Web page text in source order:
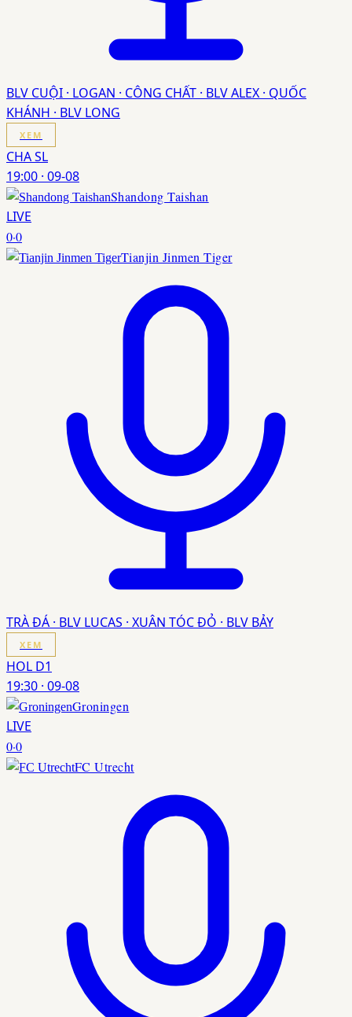
BLV CUỘI · LOGAN · CÔNG CHẤT · BLV ALEX · QUỐC
KHÁNH · BLV LONG
XEM
CHA SL
19:00 · 09-08
Shandong Taishan
LIVE
0·0
Tianjin Jinmen Tiger
TRÀ ĐÁ · BLV LUCAS · XUÂN TÓC ĐỎ · BLV BẢY
XEM
HOL D1
19:30 · 09-08
Groningen
LIVE
0·0
FC Utrecht